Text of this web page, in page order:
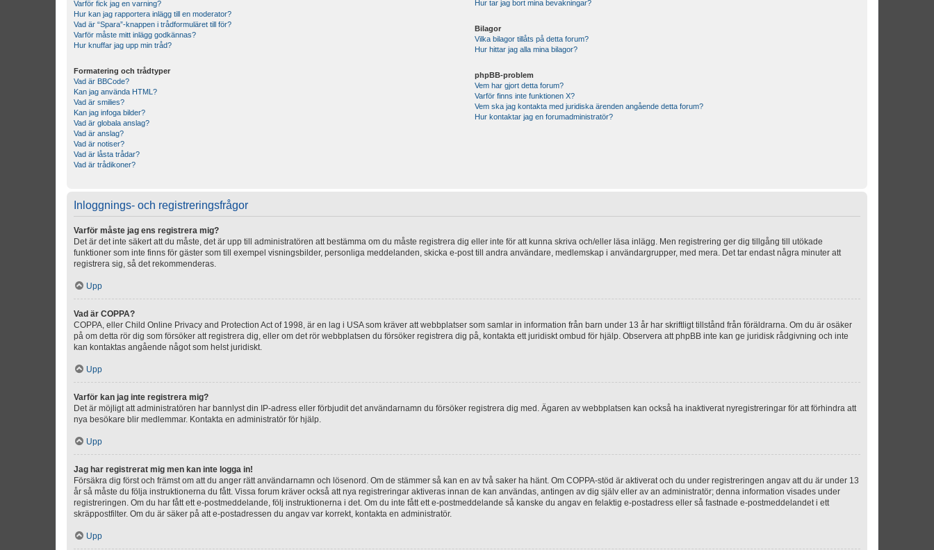
Varför fick jag en varning?
Hur kan jag rapportera inlägg till en moderator?
Vad är “Spara”-knappen i trådformuläret till för?
Varför måste mitt inlägg godkännas?
Hur knuffar jag upp min tråd?
Formatering och trådtyper
Vad är BBCode?
Kan jag använda HTML?
Vad är smilies?
Kan jag infoga bilder?
Vad är globala anslag?
Vad är anslag?
Vad är notiser?
Vad är låsta trådar?
Vad är trådikoner?
Hur tar jag bort mina bevakningar?
Bilagor
Vilka bilagor tillåts på detta forum?
Hur hittar jag alla mina bilagor?
phpBB-problem
Vem har gjort detta forum?
Varför finns inte funktionen X?
Vem ska jag kontakta med juridiska ärenden angående detta forum?
Hur kontaktar jag en forumadministratör?
Inloggnings- och registreringsfrågor
Varför måste jag ens registrera mig?
Det är det inte säkert att du måste, det är upp till administratören att bestämma om du måste registrera dig eller inte för att kunna skriva och/eller läsa inlägg. Men registrering ger dig tillgång till utökade
funktioner som inte finns för gäster som till exempel visningsbilder, personliga meddelanden, skicka e-post till andra användare, medlemskap i användargrupper, med mera. Det tar endast några minuter att
registrera sig, så det rekommenderas.
Upp
Vad är COPPA?
COPPA, eller Child Online Privacy and Protection Act of 1998, är en lag i USA som kräver att webbplatser som samlar in information från barn under 13 år har skriftligt tillstånd från föräldrarna. Om du är osäker
på om detta rör dig som försöker att registrera dig, eller om det rör webbplatsen du försöker registrera dig på, kontakta ett juridiskt ombud för hjälp. Observera att phpBB inte kan ge juridisk rådgivning och inte
kan kontaktas angående något som helst juridiskt.
Upp
Varför kan jag inte registrera mig?
Det är möjligt att administratören har bannlyst din IP-adress eller förbjudit det användarnamn du försöker registrera dig med. Ägaren av webbplatsen kan också ha inaktiverat nyregistreringar för att förhindra att
nya besökare blir medlemmar. Kontakta en administratör för hjälp.
Upp
Jag har registrerat mig men kan inte logga in!
Försäkra dig först och främst om att du anger rätt användarnamn och lösenord. Om de stämmer så kan en av två saker ha hänt. Om COPPA-stöd är aktiverat och du under registreringen angav att du är under 13
år så måste du följa instruktionerna du fått. Vissa forum kräver också att nya registreringar aktiveras innan de kan användas, antingen av dig själv eller av an administratör; denna information visades under
registreringen. Om du har fått ett e-postmeddelande, följ instruktionerna i det. Om du inte fått ett e-postmeddelande så kanske du angav en felaktig e-postadress eller så fastnade e-postmeddelandet i ett
skräppostfilter. Om du är säker på att e-postadressen du angav var korrekt, kontakta en administratör.
Upp